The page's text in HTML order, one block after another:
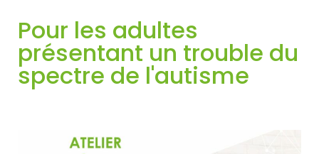
Pour les adultes
présentant un trouble du
spectre de l'autisme